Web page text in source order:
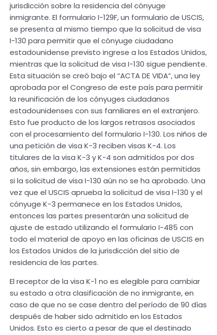
jurisdicción sobre la residencia del cónyuge
inmigrante. El formulario I-129F, un formulario de USCIS,
se presenta al mismo tiempo que la solicitud de visa
I-130 para permitir que el cónyuge ciudadano
estadounidense previsto ingrese a los Estados Unidos,
mientras que la solicitud de visa I-130 sigue pendiente.
Esta situación se creó bajo el “ACTA DE VIDA”, una ley
aprobada por el Congreso de este país para permitir
la reunificación de los cónyuges ciudadanos
estadounidenses con sus familiares en el extranjero.
Esto fue producto de los largos retrasos asociados
con el procesamiento del formulario I-130. Los niños de
una petición de visa K-3 reciben visas K-4. Los
titulares de la visa K-3 y K-4 son admitidos por dos
años, sin embargo, las extensiones están permitidas
si la solicitud de visa I-130 aún no se ha aprobado. Una
vez que el USCIS aprueba la solicitud de visa I-130 y el
cónyuge K-3 permanece en los Estados Unidos,
entonces las partes presentarán una solicitud de
ajuste de estado utilizando el formulario I-485 con
todo el material de apoyo en las oficinas de USCIS en
los Estados Unidos de la jurisdicción del sitio de
residencia de las partes.
El receptor de la visa K-1 no es elegible para cambiar
su estado a otra clasificación de no inmigrante, en
caso de que no se case dentro del período de 90 días
después de haber sido admitido en los Estados
Unidos. Esto es cierto a pesar de que el destinado